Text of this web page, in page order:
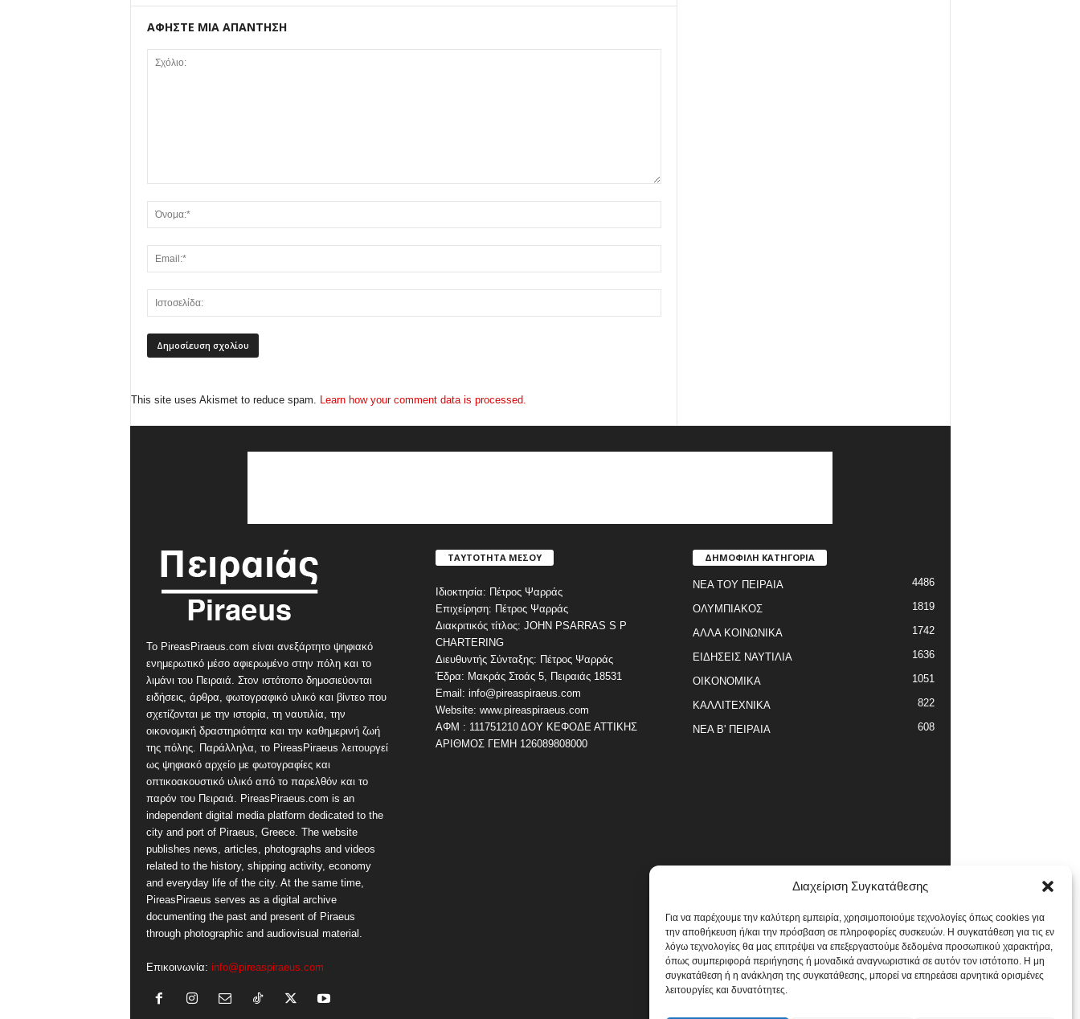
Διαχείριση Συγκατάθεσης
Για να παρέχουμε την καλύτερη εμπειρία, χρησιμοποιούμε τεχνολογίες όπως cookies για
την αποθήκευση ή/και την πρόσβαση σε πληροφορίες συσκευών. Η συγκατάθεση για τις εν
λόγω τεχνολογίες θα μας επιτρέψει να επεξεργαστούμε δεδομένα προσωπικού χαρακτήρα,
όπως συμπεριφορά περιήγησης ή μοναδικά αναγνωριστικά σε αυτόν τον ιστότοπο. Η μη
συγκατάθεση ή η ανάκληση της συγκατάθεσης, μπορεί να επηρεάσει αρνητικά ορισμένες
λειτουργίες και δυνατότητες.
ΑΦΗΣΤΕ ΜΙΑ ΑΠΑΝΤΗΣΗ
This site uses Akismet to reduce spam. Learn how your comment data is processed.
Το PireasPiraeus.com είναι ανεξάρτητο ψηφιακό
ενημερωτικό μέσο αφιερωμένο στην πόλη και το
λιμάνι του Πειραιά. Στον ιστότοπο δημοσιεύονται
ειδήσεις, άρθρα, φωτογραφικό υλικό και βίντεο που
σχετίζονται με την ιστορία, τη ναυτιλία, την
οικονομική δραστηριότητα και την καθημερινή ζωή
της πόλης. Παράλληλα, το PireasPiraeus λειτουργεί
ως ψηφιακό αρχείο με φωτογραφίες και
οπτικοακουστικό υλικό από το παρελθόν και το
παρόν του Πειραιά. PireasPiraeus.com is an
independent digital media platform dedicated to the
city and port of Piraeus, Greece. The website
publishes news, articles, photographs and videos
related to the history, shipping activity, economy
and everyday life of the city. At the same time,
PireasPiraeus serves as a digital archive
documenting the past and present of Piraeus
through photographic and audiovisual material.
Επικοινωνία: info@pireaspiraeus.com
ΤΑΥΤΟΤΗΤΑ ΜΕΣΟΥ
Ιδιοκτησία: Πέτρος Ψαρράς
Επιχείρηση: Πέτρος Ψαρράς
Διακριτικός τίτλος: JOHN PSARRAS S P
CHARTERING
Διευθυντής Σύνταξης: Πέτρος Ψαρράς
Έδρα: Μακράς Στοάς 5, Πειραιάς 18531
Email: info@pireaspiraeus.com
Website: www.pireaspiraeus.com
ΑΦΜ : 111751210 ΔΟΥ ΚΕΦΟΔΕ ΑΤΤΙΚΗΣ
ΑΡΙΘΜΟΣ ΓΕΜΗ 126089808000
ΔΗΜΟΦΙΛΗ ΚΑΤΗΓΟΡΙΑ
ΝΕΑ ΤΟΥ ΠΕΙΡΑΙΑ 4486
ΟΛΥΜΠΙΑΚΟΣ 1819
ΑΛΛΑ ΚΟΙΝΩΝΙΚΑ 1742
ΕΙΔΗΣΕΙΣ ΝΑΥΤΙΛΙΑ 1636
ΟΙΚΟΝΟΜΙΚΑ 1051
ΚΑΛΛΙΤΕΧΝΙΚΑ 822
ΝΕΑ Β' ΠΕΙΡΑΙΑ 608